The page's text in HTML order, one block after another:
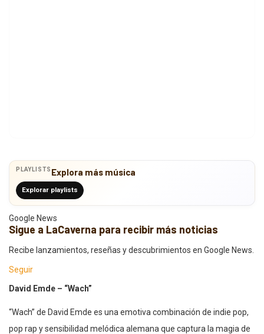
PLAYLISTS Explora más música
Explorar playlists
Google News
Sigue a LaCaverna para recibir más noticias
Recibe lanzamientos, reseñas y descubrimientos en Google News.
Seguir
David Emde – “Wach”
“Wach” de David Emde es una emotiva combinación de indie pop,
pop rap y sensibilidad melódica alemana que captura la magia de